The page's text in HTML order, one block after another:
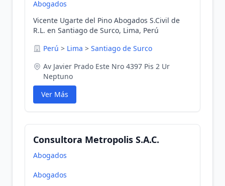
Abogados
Vicente Ugarte del Pino Abogados S.Civil de
R.L. en Santiago de Surco, Lima, Perú
Perú > Lima > Santiago de Surco
Av Javier Prado Este Nro 4397 Pis 2 Ur
Neptuno
Ver Más
Consultora Metropolis S.A.C.
Abogados
Abogados